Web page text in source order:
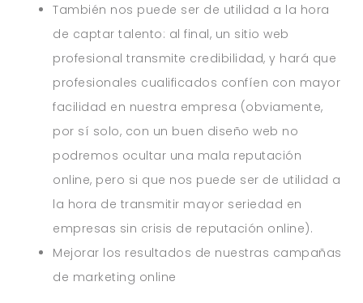
También nos puede ser de utilidad a la hora
de captar talento: al final, un sitio web
profesional transmite credibilidad, y hará que
profesionales cualificados confíen con mayor
facilidad en nuestra empresa (obviamente,
por sí solo, con un buen diseño web no
podremos ocultar una mala reputación
online, pero si que nos puede ser de utilidad a
la hora de transmitir mayor seriedad en
empresas sin crisis de reputación online).
Mejorar los resultados de nuestras campañas
de marketing online